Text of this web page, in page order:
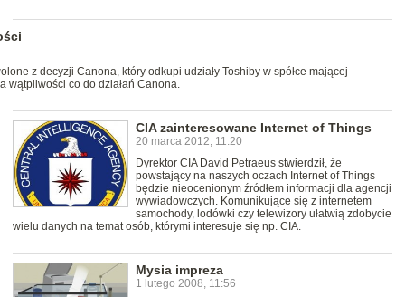
z decyzji Canona, który odkupi udziały Toshiby w spółce mającej
wątpliwości co do działań Canona.
CIA zainteresowane Internet of Things
20 marca 2012, 11:20
Dyrektor CIA David Petraeus stwierdził, że
powstający na naszych oczach Internet of Things
będzie nieocenionym źródłem informacji dla agencji
wywiadowczych. Komunikujące się z internetem
samochody, lodówki czy telewizory ułatwią zdobycie
wielu danych na temat osób, którymi interesuje się np. CIA.
Mysia impreza
1 lutego 2008, 11:56